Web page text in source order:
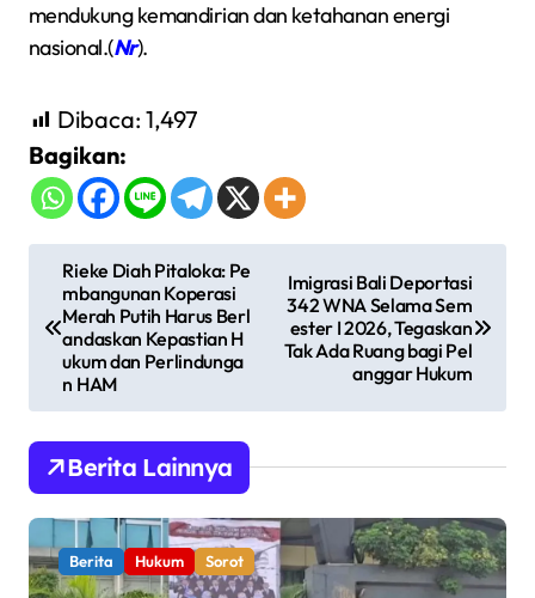
mendukung kemandirian dan ketahanan energi
nasional.(Nr).
Dibaca: 1,497
Bagikan:
g
a
s
i
p
Rieke Diah Pitaloka: Pe
mbangunan Koperasi
Merah Putih Harus Berl
andaskan Kepastian H
ukum dan Perlindunga
n HAM
Imigrasi Bali Deportasi
342 WNA Selama Sem
ester I 2026, Tegaskan
Tak Ada Ruang bagi Pel
anggar Hukum
Berita Lainnya
Berita Hukum Sorot